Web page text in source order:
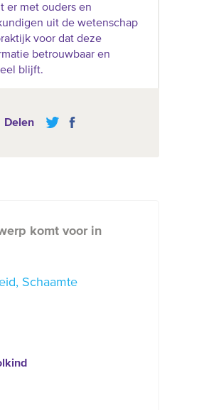
er met ouders en
uit de wetenschap
voor dat deze
betrouwbaar en
blijft.
Delen
komt voor in
Schaamte